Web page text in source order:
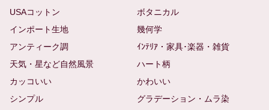
USAコットン
ボタニカル
インポート生地
幾何学
アンティーク調
ｲﾝﾃﾘｱ・家具･楽器・雑貨
天気・星など自然風景
ハート柄
カッコいい
かわいい
シンプル
グラデーション・ムラ染